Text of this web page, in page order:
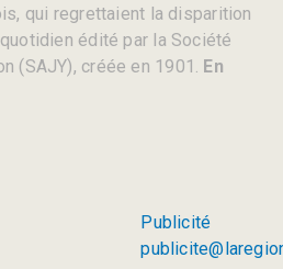
qui regrettaient la disparition
édité par la Société
(SAJY), créée en 1901. En
Publicité